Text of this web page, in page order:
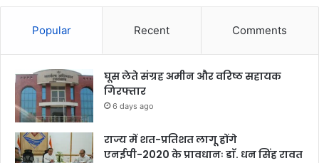
Popular Recent Comments
घूस लेते संग्रह अमीन और वरिष्ठ सहायक
गिरफ्तार
6 days ago
राज्य में शत-प्रतिशत लागू होंगे
एनईपी-2020 के प्रावधानः डाॅ. धन सिंह रावत